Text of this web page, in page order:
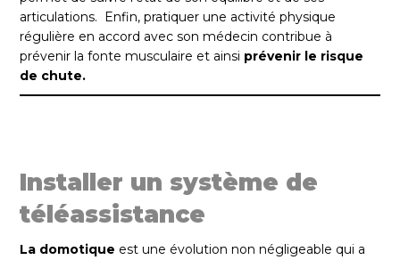
articulations. Enfin, pratiquer une activité physique
régulière en accord avec son médecin contribue à
prévenir la fonte musculaire et ainsi prévenir le risque
de chute.
Installer un système de
téléassistance
La domotique est une évolution non négligeable qui a